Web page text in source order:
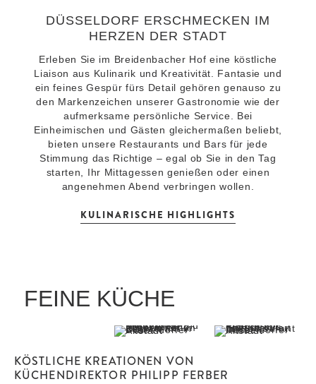
DÜSSELDORF ERSCHMECKEN IM
HERZEN DER STADT
Erleben Sie im Breidenbacher Hof eine köstliche
Liaison aus Kulinarik und Kreativität. Fantasie und
ein feines Gespür fürs Detail gehören genauso zu
den Markenzeichen unserer Gastronomie wie der
aufmerksame persönliche Service. Bei
Einheimischen und Gästen gleichermaßen beliebt,
bieten unsere Restaurants und Bars für jede
Stimmung das Richtige – egal ob Sie in den Tag
starten, Ihr Mittagessen genießen oder einen
angenehmen Abend verbringen wollen.
KULINARISCHE HIGHLIGHTS
FEINE KÜCHE
KÖSTLICHE KREATIONEN VON
KÜCHENDIREKTOR PHILIPP FERBER